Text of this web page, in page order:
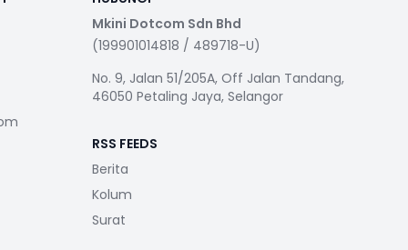
Mkini Dotcom Sdn Bhd
(199901014818 / 489718-U)
No. 9, Jalan 51/205A, Off Jalan Tandang,
46050 Petaling Jaya, Selangor
RSS FEEDS
Berita
Kolum
Surat